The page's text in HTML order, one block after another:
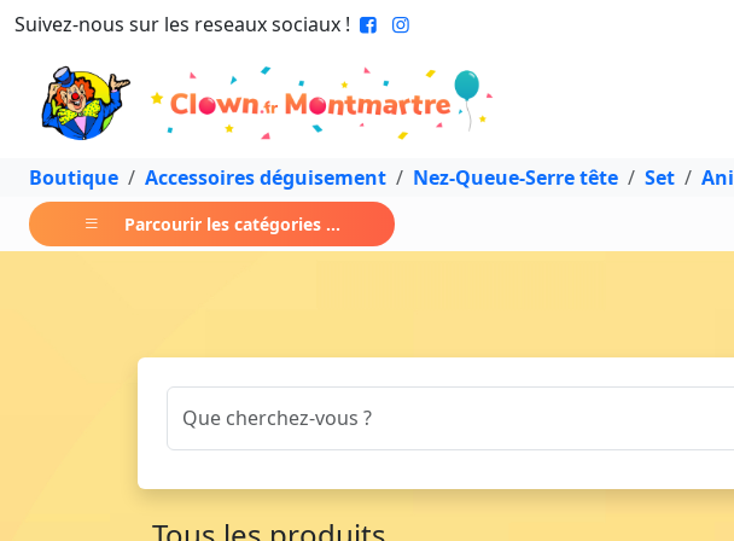
Suivez-nous sur les reseaux sociaux !
Boutique Accessoires déguisement Nez-Queue-Serre tête Set
Parcourir les catégories ...